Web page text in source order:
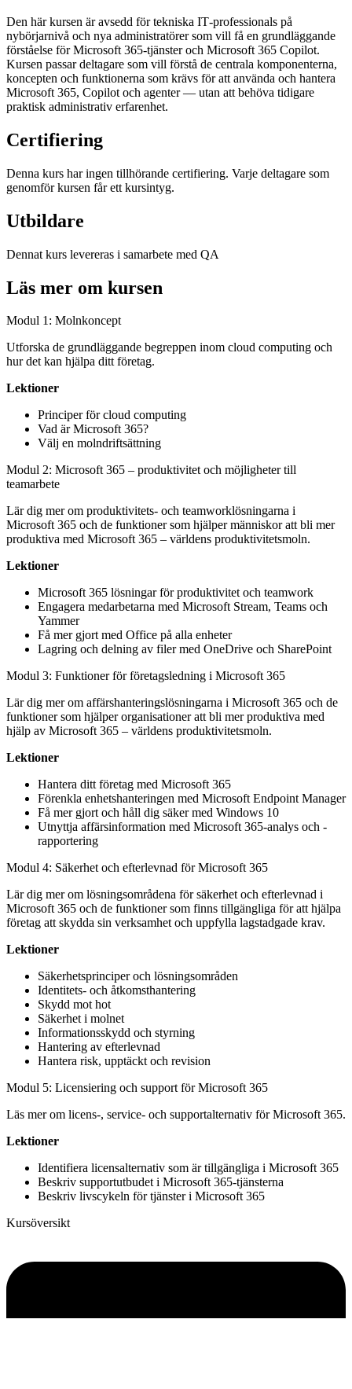
Den här kursen är avsedd för tekniska IT‑professionals på
nybörjarnivå och nya administratörer som vill få en grundläggande
förståelse för Microsoft 365‑tjänster och Microsoft 365 Copilot.
Kursen passar deltagare som vill förstå de centrala komponenterna,
koncepten och funktionerna som krävs för att använda och hantera
Microsoft 365, Copilot och agenter — utan att behöva tidigare
praktisk administrativ erfarenhet.
Certifiering
Denna kurs har ingen tillhörande certifiering. Varje deltagare som
genomför kursen får ett kursintyg.
Utbildare
Dennat kurs levereras i samarbete med QA
Läs mer om kursen
Modul 1: Molnkoncept
Utforska de grundläggande begreppen inom cloud computing och
hur det kan hjälpa ditt företag.
Lektioner
Principer för cloud computing
Vad är Microsoft 365?
Välj en molndriftsättning
Modul 2: Microsoft 365 – produktivitet och möjligheter till
teamarbete
Lär dig mer om produktivitets- och teamworklösningarna i
Microsoft 365 och de funktioner som hjälper människor att bli mer
produktiva med Microsoft 365 – världens produktivitetsmoln.
Lektioner
Microsoft 365 lösningar för produktivitet och teamwork
Engagera medarbetarna med Microsoft Stream, Teams och
Yammer
Få mer gjort med Office på alla enheter
Lagring och delning av filer med OneDrive och SharePoint
Modul 3: Funktioner för företagsledning i Microsoft 365
Lär dig mer om affärshanteringslösningarna i Microsoft 365 och de
funktioner som hjälper organisationer att bli mer produktiva med
hjälp av Microsoft 365 – världens produktivitetsmoln.
Lektioner
Hantera ditt företag med Microsoft 365
Förenkla enhetshanteringen med Microsoft Endpoint Manager
Få mer gjort och håll dig säker med Windows 10
Utnyttja affärsinformation med Microsoft 365-analys och -
rapportering
Modul 4: Säkerhet och efterlevnad för Microsoft 365
Lär dig mer om lösningsområdena för säkerhet och efterlevnad i
Microsoft 365 och de funktioner som finns tillgängliga för att hjälpa
företag att skydda sin verksamhet och uppfylla lagstadgade krav.
Lektioner
Säkerhetsprinciper och lösningsområden
Identitets- och åtkomsthantering
Skydd mot hot
Säkerhet i molnet
Informationsskydd och styrning
Hantering av efterlevnad
Hantera risk, upptäckt och revision
Modul 5: Licensiering och support för Microsoft 365
Läs mer om licens-, service- och supportalternativ för Microsoft 365.
Lektioner
Identifiera licensalternativ som är tillgängliga i Microsoft 365
Beskriv supportutbudet i Microsoft 365-tjänsterna
Beskriv livscykeln för tjänster i Microsoft 365
Kursöversikt